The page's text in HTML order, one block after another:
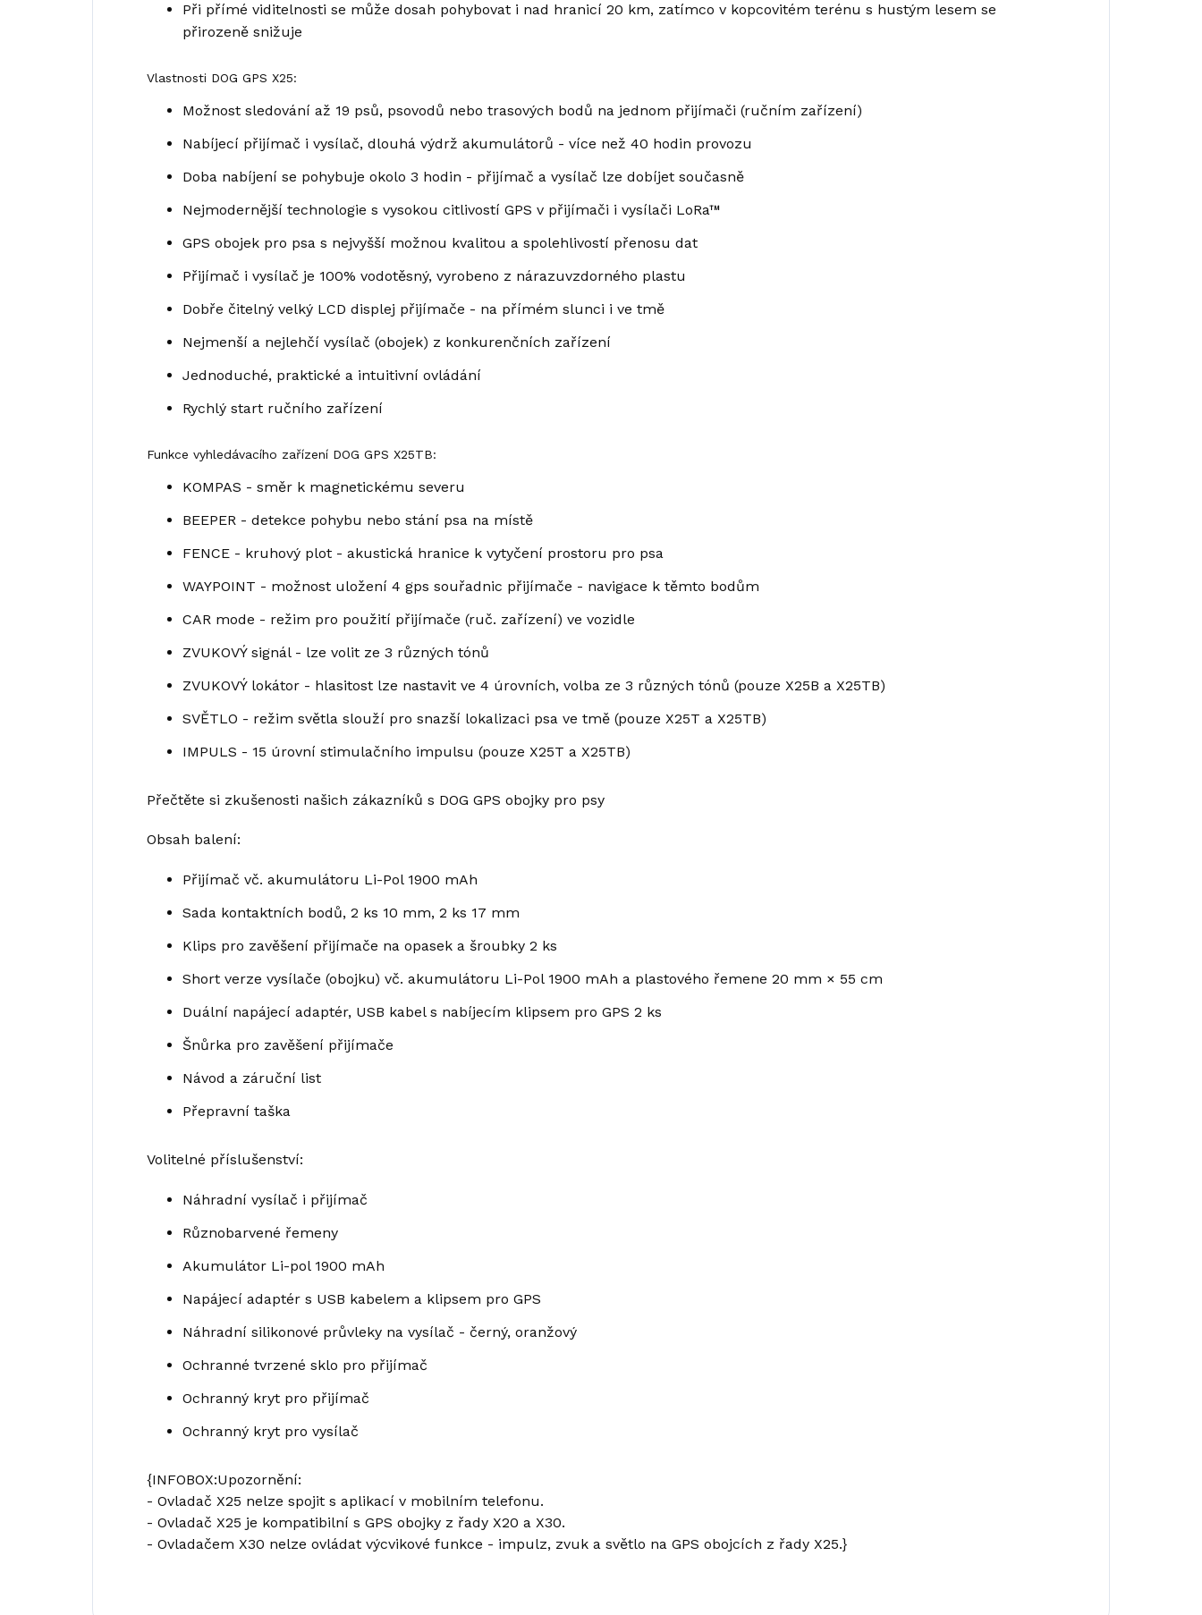
Při přímé viditelnosti se může dosah pohybovat i nad hranicí 20 km, zatímco v kopcovitém terénu s hustým lesem se
přirozeně snižuje
Vlastnosti DOG GPS X25:
Možnost sledování až 19 psů, psovodů nebo trasových bodů na jednom přijímači (ručním zařízení)
Nabíjecí přijímač i vysílač, dlouhá výdrž akumulátorů - více než 40 hodin provozu
Doba nabíjení se pohybuje okolo 3 hodin - přijímač a vysílač lze dobíjet současně
Nejmodernější technologie s vysokou citlivostí GPS v přijímači i vysílači LoRa™
GPS obojek pro psa s nejvyšší možnou kvalitou a spolehlivostí přenosu dat
Přijímač i vysílač je 100% vodotěsný, vyrobeno z nárazuvzdorného plastu
Dobře čitelný velký LCD displej přijímače - na přímém slunci i ve tmě
Nejmenší a nejlehčí vysílač (obojek) z konkurenčních zařízení
Jednoduché, praktické a intuitivní ovládání
Rychlý start ručního zařízení
Funkce vyhledávacího zařízení DOG GPS X25TB:
KOMPAS - směr k magnetickému severu
BEEPER - detekce pohybu nebo stání psa na místě
FENCE - kruhový plot - akustická hranice k vytyčení prostoru pro psa
WAYPOINT - možnost uložení 4 gps souřadnic přijímače - navigace k těmto bodům
CAR mode - režim pro použití přijímače (ruč. zařízení) ve vozidle
ZVUKOVÝ signál - lze volit ze 3 různých tónů
ZVUKOVÝ lokátor - hlasitost lze nastavit ve 4 úrovních, volba ze 3 různých tónů (pouze X25B a X25TB)
SVĚTLO - režim světla slouží pro snazší lokalizaci psa ve tmě (pouze X25T a X25TB)
IMPULS - 15 úrovní stimulačního impulsu (pouze X25T a X25TB)
Přečtěte si zkušenosti našich zákazníků s DOG GPS obojky pro psy
Obsah balení:
Přijímač vč. akumulátoru Li-Pol 1900 mAh
Sada kontaktních bodů, 2 ks 10 mm, 2 ks 17 mm
Klips pro zavěšení přijímače na opasek a šroubky 2 ks
Short verze vysílače (obojku) vč. akumulátoru Li-Pol 1900 mAh a plastového řemene 20 mm × 55 cm
Duální napájecí adaptér, USB kabel s nabíjecím klipsem pro GPS 2 ks
Šnůrka pro zavěšení přijímače
Návod a záruční list
Přepravní taška
Volitelné příslušenství:
Náhradní vysílač i přijímač
Různobarvené řemeny
Akumulátor Li-pol 1900 mAh
Napájecí adaptér s USB kabelem a klipsem pro GPS
Náhradní silikonové průvleky na vysílač - černý, oranžový
Ochranné tvrzené sklo pro přijímač
Ochranný kryt pro přijímač
Ochranný kryt pro vysílač
{INFOBOX:Upozornění:
- Ovladač X25 nelze spojit s aplikací v mobilním telefonu.
- Ovladač X25 je kompatibilní s GPS obojky z řady X20 a X30.
- Ovladačem X30 nelze ovládat výcvikové funkce - impulz, zvuk a světlo na GPS obojcích z řady X25.}